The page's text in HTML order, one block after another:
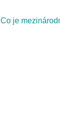
Co je